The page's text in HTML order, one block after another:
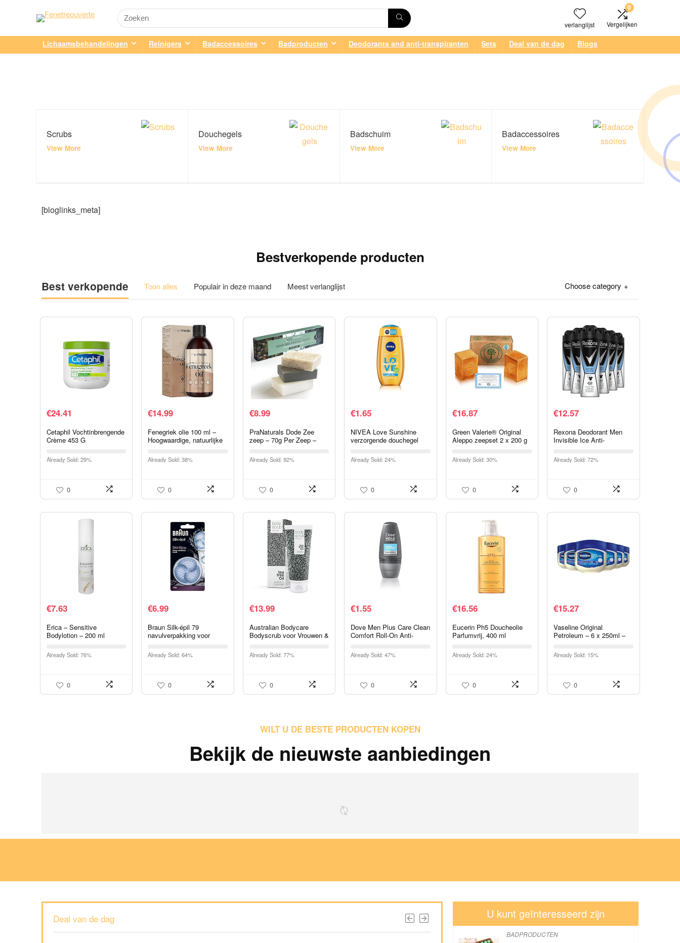
verlanglijst
0
Vergelijken
Lichaamsbehandelingen Reinigers Badaccessoires Badproducten Deodorants and anti-transpiranten Sets Deal van de dag Blogs
Scrubs
View More
Douchegels
View More
Badschuim
View More
Badaccessoires
View More
[bloglinks_meta]
Bestverkopende producten
Best verkopende Toon alles Populair in deze maand Meest verlanglijst Choose category
€24.41
Cetaphil Vochtinbrengende
Crème 453 G
Already Sold: 29%
0
€14.99
Fenegriek olie 100 ml –
Hoogwaardige, natuurlijke
Koudgeperst en vegan –
Massage olie voor
Already Sold: 38%
0
€8.99
PraNaturals Dode Zee
zeep – 70g Per Zeep –
3 Pak met Verschillende
Smaken – van Nature
Already Sold: 92%
0
€1.65
NIVEA Love Sunshine
verzorgende douchegel
douchegel met aloë vera
voor merkbaar zachte
Already Sold: 24%
0
€16.87
Green Valerie® Original
Aleppo zeepset 2 x 200 g
laurierolie / olijfolie, pH-
waarde 8 detox…
Already Sold: 30%
0
€12.57
Rexona Deodorant Men
Invisible Ice Anti-
150ml –
Voordeelverpakking
Already Sold: 72%
0
€7.63
Erica – Sensitive
Bodylotion – 200 ml
Already Sold: 76%
0
€6.99
Braun Silk-épil 79
navulverpakking voor
Brauns SkinSpa
peelingborstel
Already Sold: 64%
0
€13.99
Australian Bodycare
Bodyscrub voor Vrouwen &
Olie Bodyscrub Exfoliant |
Voetscrub voor de…
Already Sold: 77%
0
€1.55
Dove Men Plus Care Clean
Comfort Roll-On Anti-
Already Sold: 47%
0
€16.56
Eucerin Ph5 Doucheolie
Parfumvrij, 400 ml
Already Sold: 24%
0
€15.27
Vaseline Original
Petroleum – 6 x 250ml –
Already Sold: 15%
0
WILT U DE BESTE PRODUCTEN KOPEN
Bekijk de nieuwste aanbiedingen
Deal van de dag U kunt geïnteresseerd zijn
BADPRODUCTEN